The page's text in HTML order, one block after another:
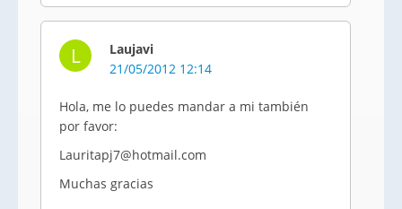
L
Laujavi
21/05/2012 12:14
Hola, me lo puedes mandar a mi también
por favor:
Lauritapj7@hotmail.com
Muchas gracias